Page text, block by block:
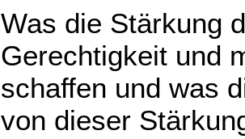
Was die Stärkung
Gerechtigkeit und
schaffen und was
von dieser